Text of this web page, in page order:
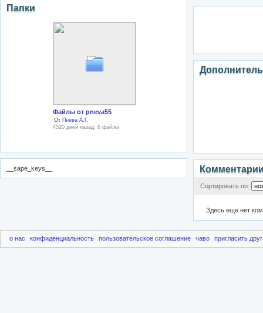
Папки
Файлы от pneva55
От Пнева А.Г.
4520 дней назад, 6 файлы
__sape_keys__
Сортировать по:
Здесь еще нет
о нас конфиденциальность пользовательское соглашение чаво пригласить